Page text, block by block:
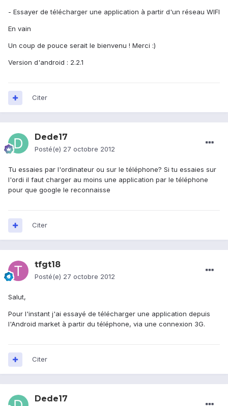
- Essayer de télécharger une application à partir d'un réseau WIFI
En vain
Un coup de pouce serait le bienvenu ! Merci :)
Version d'android : 2.2.1
Citer
Dede17
Posté(e) 27 octobre 2012
Tu essaies par l'ordinateur ou sur le téléphone? Si tu essaies sur
l'ordi il faut charger au moins une application par le téléphone
pour que google le reconnaisse
Citer
tfgt18
Posté(e) 27 octobre 2012
Salut,
Pour l'instant j'ai essayé de télécharger une application depuis
l'Android market à partir du téléphone, via une connexion 3G.
Citer
Dede17